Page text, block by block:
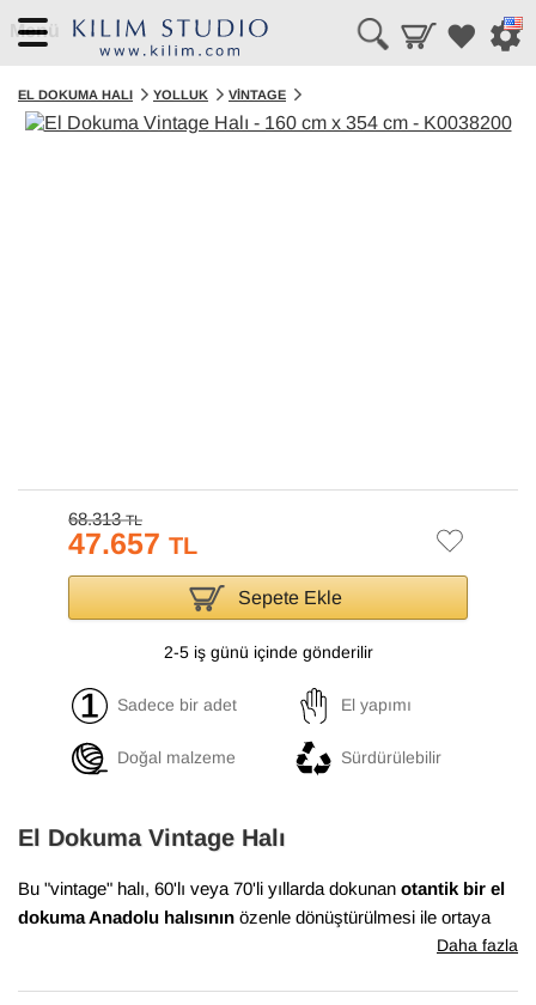
Menü
EL DOKUMA HALI YOLLUK VINTAGE
68.313TL
47.657 TL
Sepete Ekle
2-5 iş günü içinde gönderilir
Sadece bir adet El yapımı
Doğal malzeme Sürdürülebilir
El Dokuma Vintage Halı
Bu "vintage" halı, 60'lı veya 70'li yıllarda dokunan otantik bir el
dokuma Anadolu halısının özenle dönüştürülmesi ile ortaya
çıkmıştır. Bu dönüşüm süreci, Anadolu'nun birçok yöresinde
Daha fazla